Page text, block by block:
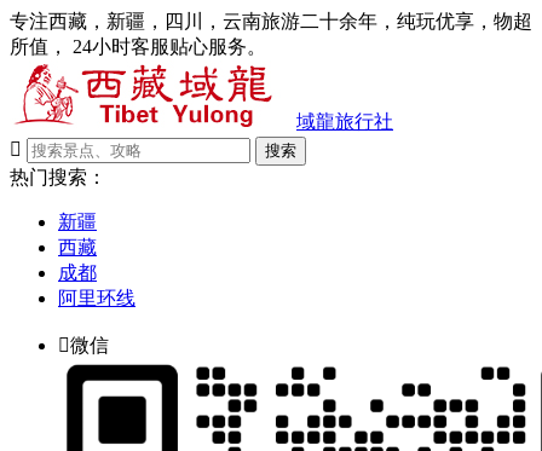
专注西藏，新疆，四川，云南旅游二十余年，纯玩优享，物超
所值， 24小时客服贴心服务。
域龍旅行社

搜索
热门搜索：
新疆
西藏
成都
阿里环线
微信